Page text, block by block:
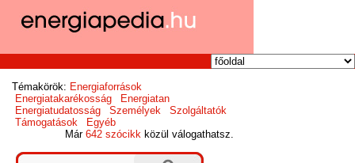
Témakörök: Energiaforrások
Energiatakarékosság
Energiatan
Energiatudatosság
Személyek
Szolgáltatók
Támogatások
Egyéb
Már642 szócikk közül válogathatsz.